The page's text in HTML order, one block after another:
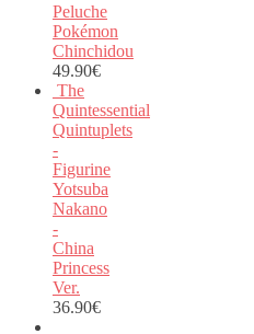
Peluche
Pokémon
Chinchidou
49.90€
The
Quintessential
Quintuplets
-
Figurine
Yotsuba
Nakano
-
China
Princess
Ver.
36.90€